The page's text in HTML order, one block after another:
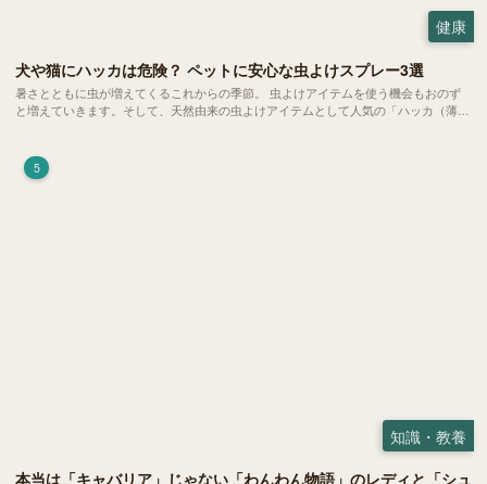
健康
犬や猫にハッカは危険？ ペットに安心な虫よけスプレー3選
暑さとともに虫が増えてくるこれからの季節。 虫よけアイテムを使う機会もおのず
と増えていきます。そして、天然由来の虫よけアイテムとして人気の「ハッカ（薄
5
知識・教養
本当は「キャバリア」じゃない「わんわん物語」のレディと「シュ